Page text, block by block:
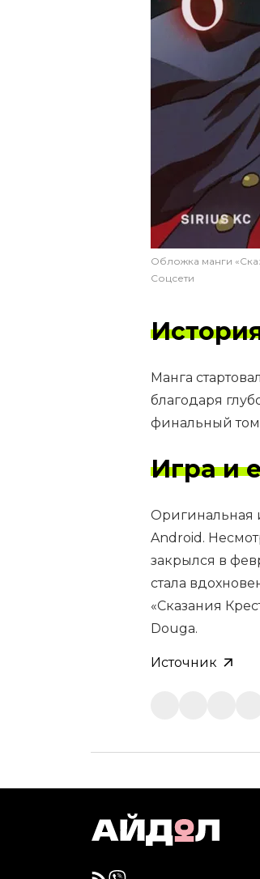
Обложка манги
Соцсети
Манга
благодаря
финальный
Игра и
Оригинальная
Android.
закрылся в
стала
«Сказания
Douga.
Источник